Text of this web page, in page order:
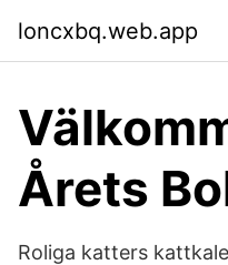
loncxbq.web.app
Årets
Roliga katters